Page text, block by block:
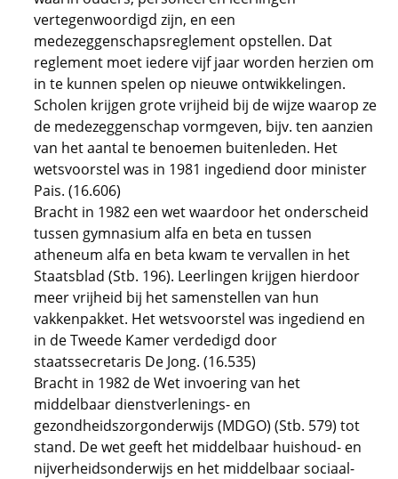
vertegenwoordigd zijn, en een
medezeggenschapsreglement opstellen. Dat
reglement moet iedere vijf jaar worden herzien om
in te kunnen spelen op nieuwe ontwikkelingen.
Scholen krijgen grote vrijheid bij de wijze waarop ze
de medezeggenschap vormgeven, bijv. ten aanzien
van het aantal te benoemen buitenleden. Het
wetsvoorstel was in 1981 ingediend door minister
Pais. (16.606)
Bracht in 1982 een wet waardoor het onderscheid
tussen gymnasium alfa en beta en tussen
atheneum alfa en beta kwam te vervallen in het
Staatsblad (Stb. 196). Leerlingen krijgen hierdoor
meer vrijheid bij het samenstellen van hun
vakkenpakket. Het wetsvoorstel was ingediend en
in de Tweede Kamer verdedigd door
staatssecretaris De Jong. (16.535)
Bracht in 1982 de Wet invoering van het
middelbaar dienstverlenings- en
gezondheidszorgonderwijs (MDGO) (Stb. 579) tot
stand. De wet geeft het middelbaar huishoud- en
nijverheidsonderwijs en het middelbaar sociaal-